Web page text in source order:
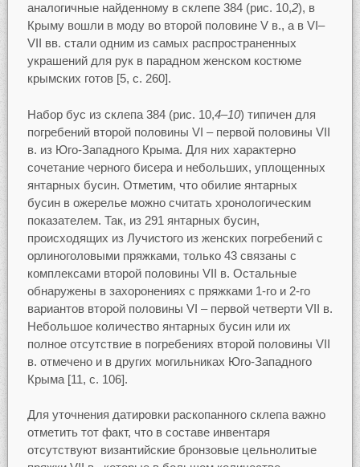
аналогичные найденному в склепе 384 (рис. 10,2), в
Крыму вошли в моду во второй половине V в., а в VI–
VII вв. стали одним из самых распространенных
украшений для рук в парадном женском костюме
крымских готов [5, с. 260].
Набор бус из склепа 384 (рис. 10,4–10) типичен для
погребений второй половины VI – первой половины VII
в. из Юго-Западного Крыма. Для них характерно
сочетание черного бисера и небольших, уплощенных
янтарных бусин. Отметим, что обилие янтарных
бусин в ожерелье можно считать хронологическим
показателем. Так, из 291 янтарных бусин,
происходящих из Лучистого из женских погребений с
орлиноголовыми пряжками, только 43 связаны с
комплексами второй половины VII в. Остальные
обнаружены в захоронениях с пряжками 1-го и 2-го
вариантов второй половины VI – первой четверти VII в.
Небольшое количество янтарных бусин или их
полное отсутствие в погребениях второй половины VII
в. отмечено и в других могильниках Юго-Западного
Крыма [11, с. 106].
Для уточнения датировки раскопанного склепа важно
отметить тот факт, что в составе инвентаря
отсутствуют византийские бронзовые цельнолитые